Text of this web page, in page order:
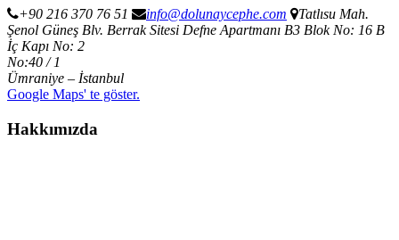
+90 216 370 76 51 info@dolunaycephe.com
Tatlısu Mah.
Şenol Güneş Blv. Berrak Sitesi Defne Apartmanı B3 Blok No: 16 B
İç Kapı No: 2
No:40 / 1
Ümraniye – İstanbul
Google Maps' te göster.
Hakkımızda